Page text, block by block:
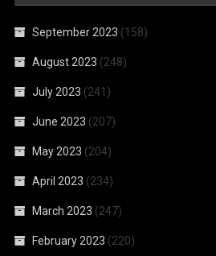
September 2023 (158)
August 2023 (248)
July 2023 (241)
June 2023 (207)
May 2023 (204)
April 2023 (234)
March 2023 (247)
February 2023 (220)